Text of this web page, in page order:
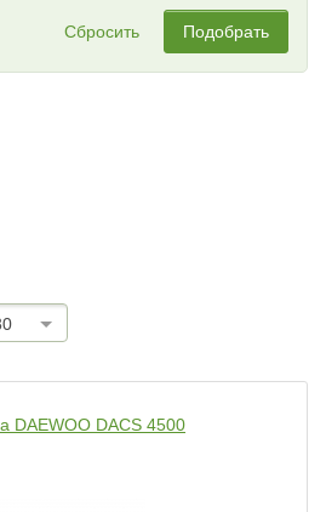
Сбросить Подобрать
DAEWOO DACS 4500